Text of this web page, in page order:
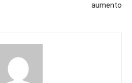
aumento